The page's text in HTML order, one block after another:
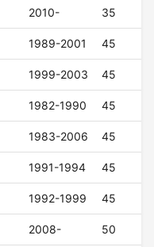
2010- 35
1989-2001 45
1999-2003 45
1982-1990 45
1983-2006 45
1991-1994 45
1992-1999 45
2008- 50